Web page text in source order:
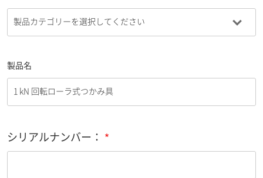
製品名
シリアルナンバー：